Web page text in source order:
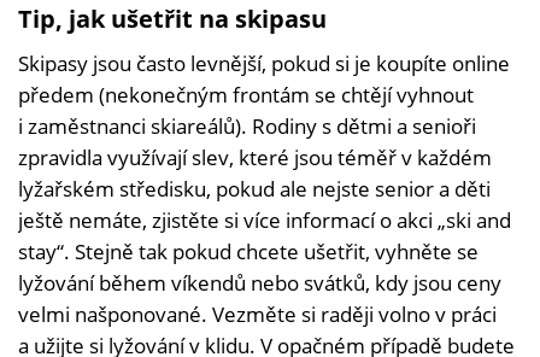
Tip, jak ušetřit na skipasu
Skipasy jsou často levnější, pokud si je koupíte online
předem (nekonečným frontám se chtějí vyhnout
i zaměstnanci skiareálů). Rodiny s dětmi a senioři
zpravidla využívají slev, které jsou téměř v každém
lyžařském středisku, pokud ale nejste senior a děti
ještě nemáte, zjistěte si více informací o akci „ski and
stay“. Stejně tak pokud chcete ušetřit, vyhněte se
lyžování během víkendů nebo svátků, kdy jsou ceny
velmi našponované. Vezměte si raději volno v práci
a užijte si lyžování v klidu. V opačném případě budete